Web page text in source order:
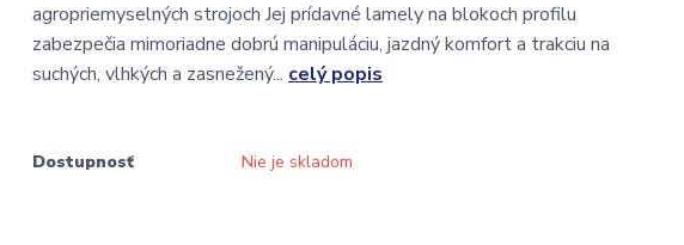
agropriemyselných strojoch Jej prídavné lamely na blokoch profilu
zabezpečia mimoriadne dobrú manipuláciu, jazdný komfort a trakciu na
suchých, vlhkých a zasnežený... celý popis
Dostupnosť Nie je skladom